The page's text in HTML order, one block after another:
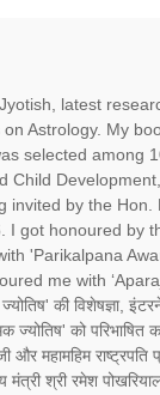
latest
Astrology. My
selected among
Child
invited by the
I got honoured by
'Parikalpana
me with ‘Aparajita
की विशेषज्ञा,
ज्योतिष' को
और महामहिम
श्री रमेश